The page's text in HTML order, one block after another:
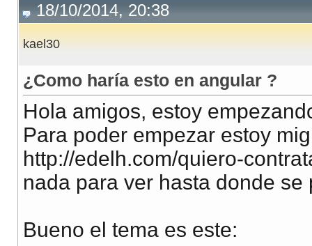
18/10/2014, 20:38
kael30
¿Como haría esto en angular ?
Hola amigos, estoy
Para poder empezar estoy
http://edelh.com/quiero-
nada para ver hasta donde se
Bueno el tema es este: